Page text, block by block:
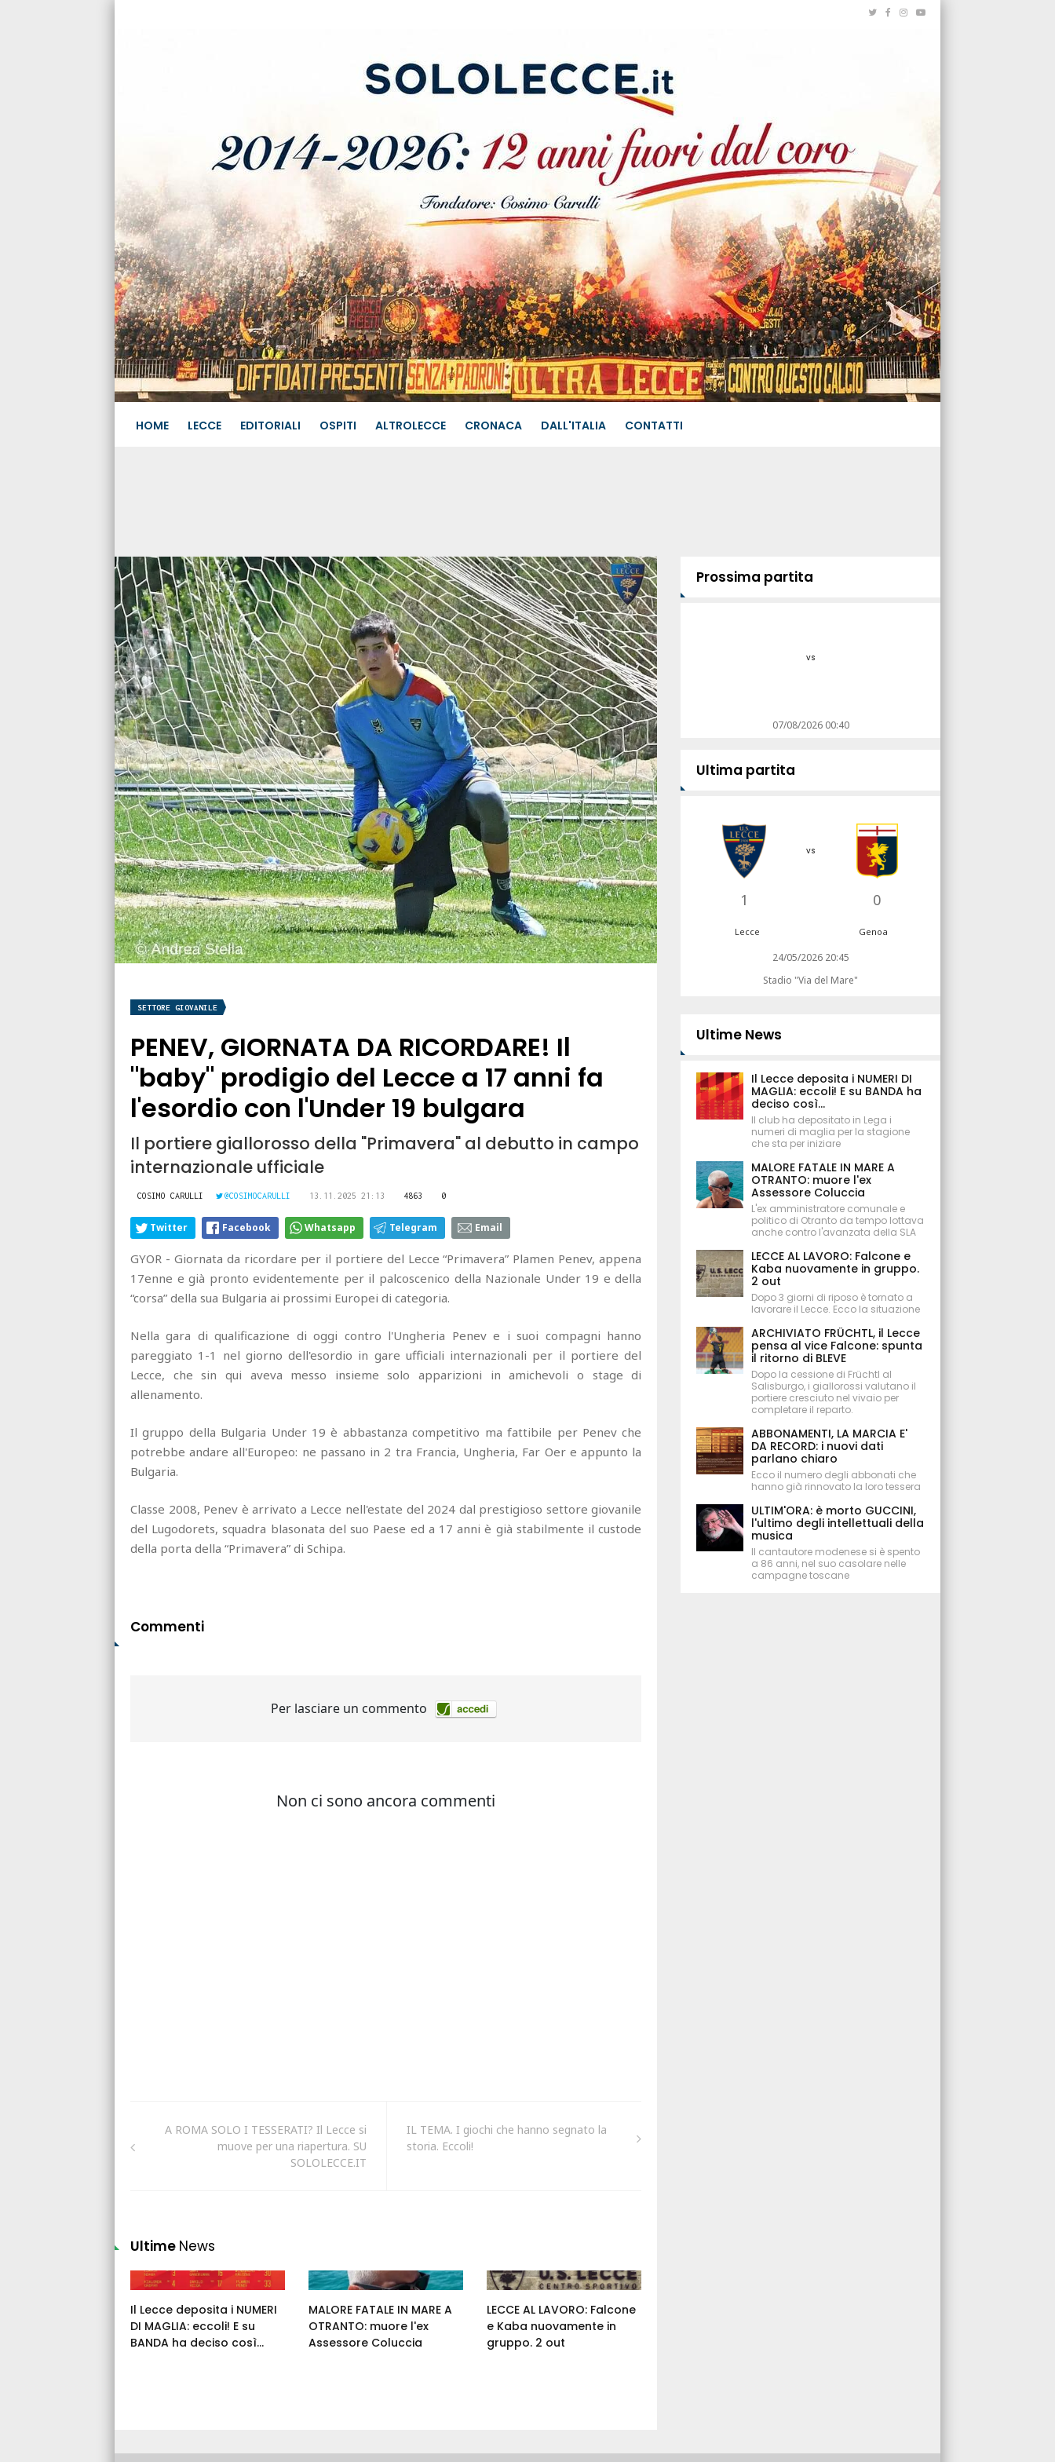
HOME LECCE EDITORIALI OSPITI ALTROLECCE CRONACA DALL'ITALIA CONTATTI
SETTORE GIOVANILE
PENEV, GIORNATA DA RICORDARE! Il
"baby" prodigio del Lecce a 17 anni fa
l'esordio con l'Under 19 bulgara
Il portiere giallorosso della "Primavera" al debutto in campo
internazionale ufficiale
COSIMO CARULLI @COSIMOCARULLI 13.11.2025 21:13 4863 0
Twitter Facebook Whatsapp Telegram Email
GYOR - Giornata da ricordare per il portiere del Lecce “Primavera” Plamen Penev, appena
17enne e già pronto evidentemente per il palcoscenico della Nazionale Under 19 e della
“corsa” della sua Bulgaria ai prossimi Europei di categoria.
Nella gara di qualificazione di oggi contro l'Ungheria Penev e i suoi compagni hanno
pareggiato 1-1 nel giorno dell'esordio in gare ufficiali internazionali per il portiere del
Lecce, che sin qui aveva messo insieme solo apparizioni in amichevoli o stage di
allenamento.
Il gruppo della Bulgaria Under 19 è abbastanza competitivo ma fattibile per Penev che
potrebbe andare all'Europeo: ne passano in 2 tra Francia, Ungheria, Far Oer e appunto la
Bulgaria.
Classe 2008, Penev è arrivato a Lecce nell'estate del 2024 dal prestigioso settore giovanile
del Lugodorets, squadra blasonata del suo Paese ed a 17 anni è già stabilmente il custode
della porta della “Primavera” di Schipa.
Commenti
A ROMA SOLO I TESSERATI? Il Lecce si
muove per una riapertura. SU
SOLOLECCE.IT
IL TEMA. I giochi che hanno segnato la
storia. Eccoli!
Ultime News
Il Lecce deposita i NUMERI
DI MAGLIA: eccoli! E su
BANDA ha deciso così...
MALORE FATALE IN MARE A
OTRANTO: muore l'ex
Assessore Coluccia
LECCE AL LAVORO: Falcone
e Kaba nuovamente in
gruppo. 2 out
Prossima partita
vs
07/08/2026 00:40
Ultima partita
1
vs
0
Lecce Genoa
24/05/2026 20:45
Stadio "Via del Mare"
Ultime News
Il Lecce deposita i NUMERI DI
MAGLIA: eccoli! E su BANDA ha
deciso così...
Il club ha depositato in Lega i
numeri di maglia per la stagione
che sta per iniziare
MALORE FATALE IN MARE A
OTRANTO: muore l'ex
Assessore Coluccia
L'ex amministratore comunale e
politico di Otranto da tempo lottava
anche contro l'avanzata della SLA
LECCE AL LAVORO: Falcone e
Kaba nuovamente in gruppo.
2 out
Dopo 3 giorni di riposo è tornato a
lavorare il Lecce. Ecco la situazione
ARCHIVIATO FRÜCHTL, il Lecce
pensa al vice Falcone: spunta
il ritorno di BLEVE
Dopo la cessione di Früchtl al
Salisburgo, i giallorossi valutano il
portiere cresciuto nel vivaio per
completare il reparto.
ABBONAMENTI, LA MARCIA E'
DA RECORD: i nuovi dati
parlano chiaro
Ecco il numero degli abbonati che
hanno già rinnovato la loro tessera
ULTIM'ORA: è morto GUCCINI,
l'ultimo degli intellettuali della
musica
Il cantautore modenese si è spento
a 86 anni, nel suo casolare nelle
campagne toscane